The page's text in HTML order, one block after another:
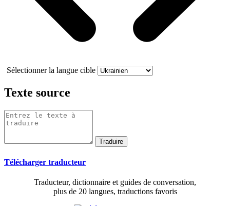
Sélectionner la langue cible
Texte source
Télécharger traducteur
Traducteur, dictionnaire et guides de conversation,
plus de 20 langues, traductions favoris